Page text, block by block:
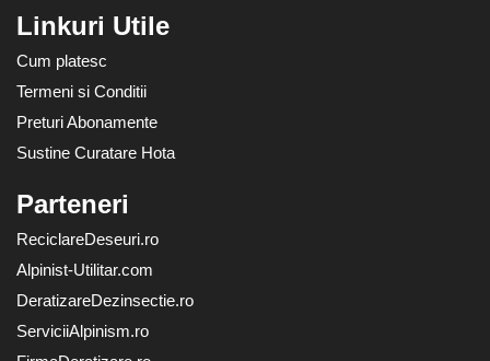
Linkuri Utile
Cum platesc
Termeni si Conditii
Preturi Abonamente
Sustine Curatare Hota
Parteneri
ReciclareDeseuri.ro
Alpinist-Utilitar.com
DeratizareDezinsectie.ro
ServiciiAlpinism.ro